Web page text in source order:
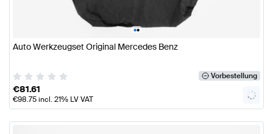
••
Auto Werkzeugset Original Mercedes Benz
Vorbestellung
€81.61
€98.75incl. 21% LV VAT